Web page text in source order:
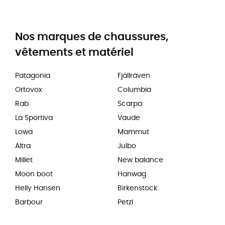
Nos marques de chaussures,
vêtements et matériel
Patagonia
Ortovox
Rab
La Sportiva
Lowa
Altra
Millet
Moon boot
Helly Hansen
Barbour
Fjällräven
Columbia
Scarpa
Vaude
Mammut
Julbo
New balance
Hanwag
Birkenstock
Petzl